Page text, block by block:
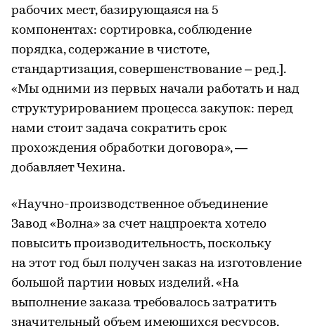
рабочих мест, базирующаяся на 5
компонентах: сортировка, соблюдение
порядка, содержание в чистоте,
стандартизация, совершенствование – ред.].
«Мы одними из первых начали работать и над
структурированием процесса закупок: перед
нами стоит задача сократить срок
прохождения обработки договора», —
добавляет Чехина.
«Научно-производственное объединение
Завод «Волна» за счет нацпроекта хотело
повысить производительность, поскольку
на этот год был получен заказ на изготовление
большой партии новых изделий. «На
выполнение заказа требовалось затратить
значительный объем имеющихся ресурсов,